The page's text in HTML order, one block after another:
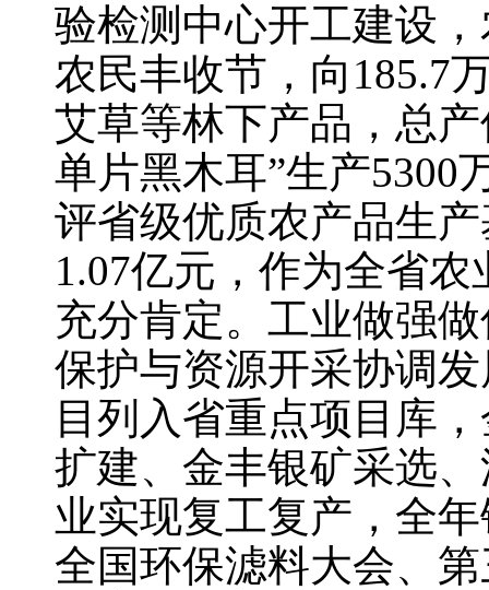
验检测中心开工建设
农民丰收节，向185.7
艾草等林下产品，总
单片黑木耳”生产5300
评省级优质农产品生
1.07亿元，作为全省
充分肯定。工业做强
保护与资源开采协调
目列入省重点项目库
扩建、金丰银矿采选
业实现复工复产，全
全国环保滤料大会、